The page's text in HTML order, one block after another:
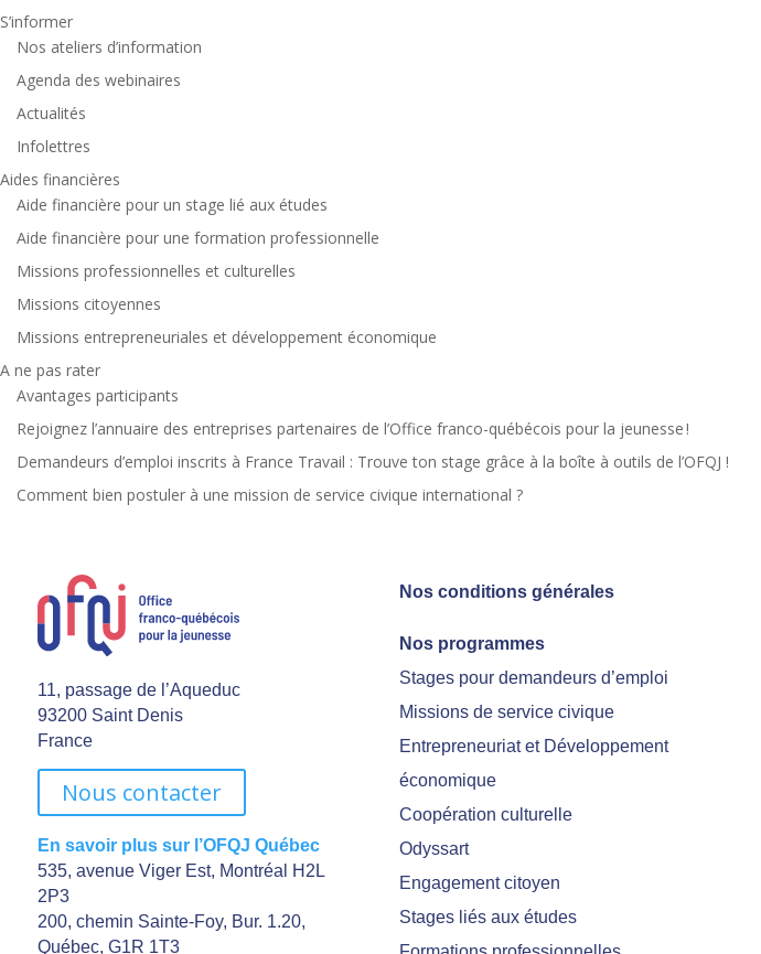
S’informer
Nos ateliers d’information
Agenda des webinaires
Actualités
Infolettres
Aides financières
Aide financière pour un stage lié aux études
Aide financière pour une formation professionnelle
Missions professionnelles et culturelles
Missions citoyennes
Missions entrepreneuriales et développement économique
A ne pas rater
Avantages participants
Rejoignez l’annuaire des entreprises partenaires de l’Office franco-québécois pour la jeunesse !
Demandeurs d’emploi inscrits à France Travail : Trouve ton stage grâce à la boîte à outils de l’OFQJ !
Comment bien postuler à une mission de service civique international ?
11, passage de l’Aqueduc
93200 Saint Denis
France
Nous contacter
En savoir plus sur l’OFQJ Québec
535, avenue Viger Est, Montréal H2L
2P3
200, chemin Sainte-Foy, Bur. 1.20,
Québec, G1R 1T3
Nos conditions générales
Nos programmes
Stages pour demandeurs d’emploi
Missions de service civique
Entrepreneuriat et Développement
économique
Coopération culturelle
Odyssart
Engagement citoyen
Stages liés aux études